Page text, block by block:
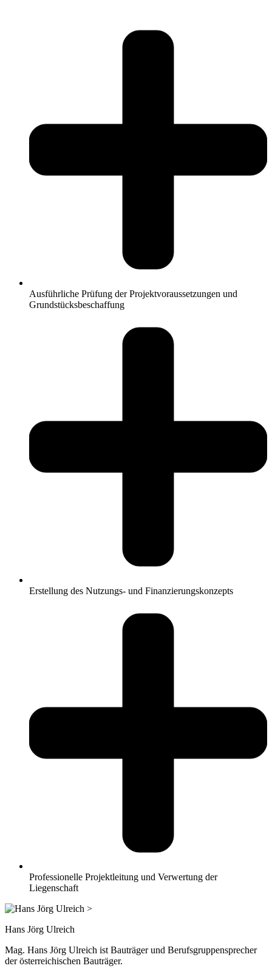
Ausführliche Prüfung der Projektvoraussetzungen und
Grundstücksbeschaffung
Erstellung des Nutzungs- und Finanzierungskonzepts
Professionelle Projektleitung und Verwertung der
Liegenschaft
>
Hans Jörg Ulreich
Mag. Hans Jörg Ulreich ist Bauträger und Berufsgruppensprecher
der österreichischen Bauträger.